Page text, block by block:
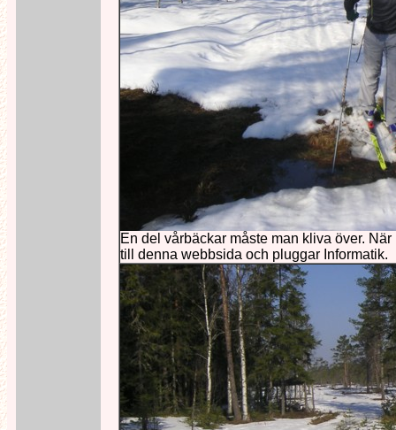
En del vårbäckar måste man kliva över.
till denna webbsida och pluggar Informatik.